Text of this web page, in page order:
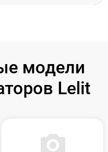
модели
Lelit